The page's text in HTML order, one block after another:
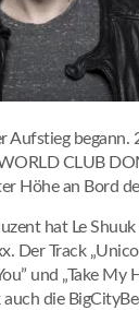
Aufstieg
CLUB
Höhe an Bord
hat Le
Der Track
und „Take
auch die